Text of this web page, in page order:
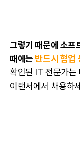
그렇기 때문에 소프
때에는 반드시 협업
확인된 IT 전문가는
이랜서에서 채용하